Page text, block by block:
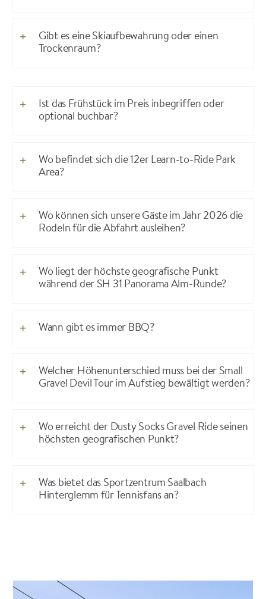
Gibt es eine Skiaufbewahrung oder einen
Trockenraum?
Ist das Frühstück im Preis inbegriffen oder
optional buchbar?
Wo befindet sich die 12er Learn-to-Ride Park
Area?
Wo können sich unsere Gäste im Jahr 2026 die
Rodeln für die Abfahrt ausleihen?
Wo liegt der höchste geografische Punkt
während der SH 31 Panorama Alm-Runde?
Wann gibt es immer BBQ?
Welcher Höhenunterschied muss bei der Small
Gravel Devil Tour im Aufstieg bewältigt werden?
Wo erreicht der Dusty Socks Gravel Ride seinen
höchsten geografischen Punkt?
Was bietet das Sportzentrum Saalbach
Hinterglemm für Tennisfans an?